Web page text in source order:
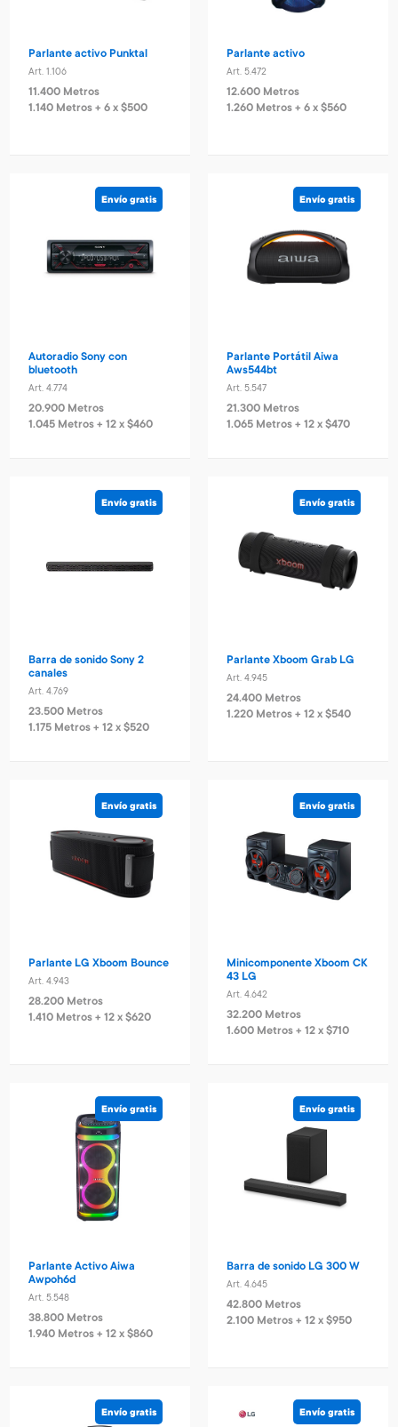
Parlante activo Punktal
Art. 1.106
11.400 Metros
1.140 Metros + 6 x $500
Parlante activo
Art. 5.472
12.600 Metros
1.260 Metros + 6 x $560
Envío gratis
Autoradio Sony con
bluetooth
Art. 4.774
20.900 Metros
1.045 Metros + 12 x $460
Envío gratis
Parlante Portátil Aiwa
Aws544bt
Art. 5.547
21.300 Metros
1.065 Metros + 12 x $470
Envío gratis
Barra de sonido Sony 2
canales
Art. 4.769
23.500 Metros
1.175 Metros + 12 x $520
Envío gratis
Parlante Xboom Grab LG
Art. 4.945
24.400 Metros
1.220 Metros + 12 x $540
Envío gratis
Parlante LG Xboom Bounce
Art. 4.943
28.200 Metros
1.410 Metros + 12 x $620
Envío gratis
Minicomponente Xboom CK
43 LG
Art. 4.642
32.200 Metros
1.600 Metros + 12 x $710
Envío gratis
Parlante Activo Aiwa
Awpoh6d
Art. 5.548
38.800 Metros
1.940 Metros + 12 x $860
Envío gratis
Barra de sonido LG 300 W
Art. 4.645
42.800 Metros
2.100 Metros + 12 x $950
Envío gratis Envío gratis